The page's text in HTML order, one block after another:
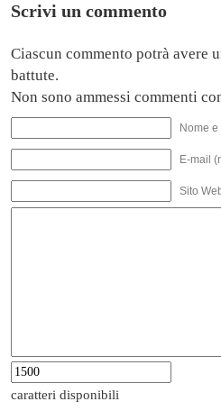
Scrivi un commento
Ciascun commento potrà avere
battute.
Non sono ammessi commenti
Nome
E-mail
Sito
caratteri disponibili